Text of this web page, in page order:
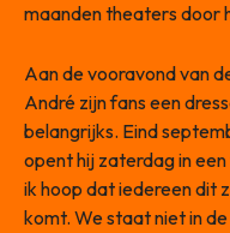
maanden theaters door
Aan de vooravond van
André zijn fans een
belangrijks. Eind
opent hij zaterdag in
ik hoop dat iedereen dit
komt. We staat niet in